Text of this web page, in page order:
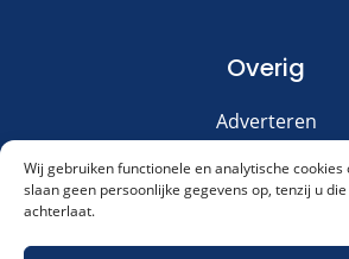
Wij gebruiken functionele en analytische cookies
slaan geen persoonlijke gegevens op, tenzij u
achterlaat.
Overig
Adverteren
Disclaimer
Privacy & Cookies
Meld je aan voor onze